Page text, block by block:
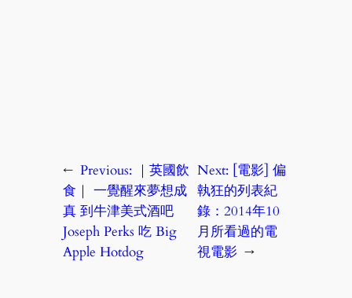
← Previous: ｜英國飲
食｜ 一覺醒來夢想成
真 到牛津美式酒吧
Joseph Perks 吃 Big
Apple Hotdog
Next: [電影] 偏
執狂的列表紀
錄：2014年10
月所看過的電
視電影 →